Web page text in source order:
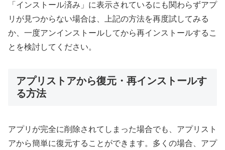
「インストール済み」に表示されているにも関わらずアプ
リが見つからない場合は、上記の方法を再度試してみる
か、一度アンインストールしてから再インストールするこ
とを検討してください。
アプリストアから復元・再インストールす
る方法
アプリが完全に削除されてしまった場合でも、アプリスト
アから簡単に復元することができます。多くの場合、アプ